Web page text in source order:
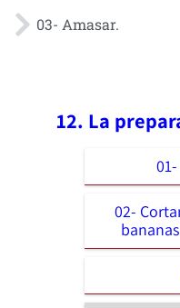
03- Amasar.
12. La
02-